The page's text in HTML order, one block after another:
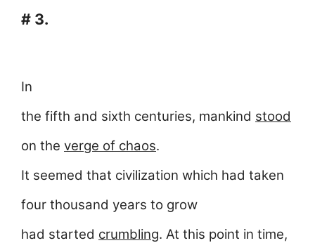
# 3.
In
the fifth and sixth centuries, mankind stood
on the verge of chaos.
It seemed that civilization which had taken
four thousand years to grow
had started crumbling. At this point in time,